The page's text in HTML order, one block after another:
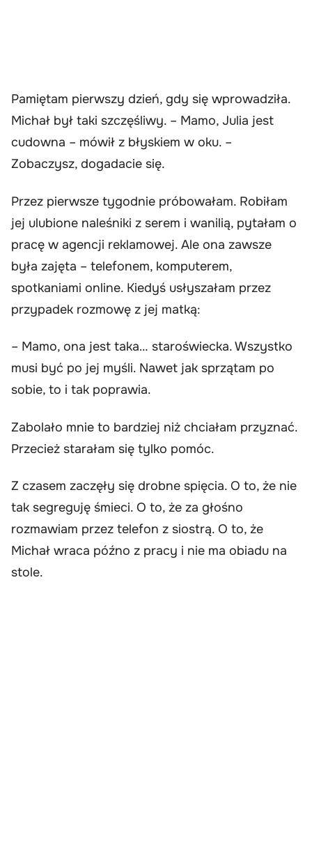
Pamiętam pierwszy dzień, gdy się wprowadziła.
Michał był taki szczęśliwy. – Mamo, Julia jest
cudowna – mówił z błyskiem w oku. –
Zobaczysz, dogadacie się.
Przez pierwsze tygodnie próbowałam. Robiłam
jej ulubione naleśniki z serem i wanilią, pytałam o
pracę w agencji reklamowej. Ale ona zawsze
była zajęta – telefonem, komputerem,
spotkaniami online. Kiedyś usłyszałam przez
przypadek rozmowę z jej matką:
– Mamo, ona jest taka… staroświecka. Wszystko
musi być po jej myśli. Nawet jak sprzątam po
sobie, to i tak poprawia.
Zabolało mnie to bardziej niż chciałam przyznać.
Przecież starałam się tylko pomóc.
Z czasem zaczęły się drobne spięcia. O to, że nie
tak segreguję śmieci. O to, że za głośno
rozmawiam przez telefon z siostrą. O to, że
Michał wraca późno z pracy i nie ma obiadu na
stole.